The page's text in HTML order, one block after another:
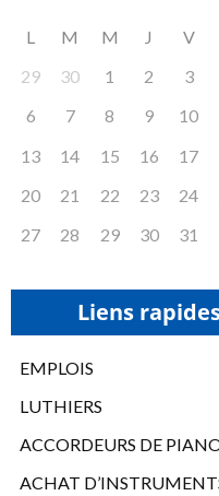
L M M J V
29
30 1 2 3
6
7 8 9 10
13
14 15 16 17
20
21 22 23 24
27
28 29 30 31
Liens
EMPLOIS
LUTHIERS
ACCORDEURS DE
ACHAT